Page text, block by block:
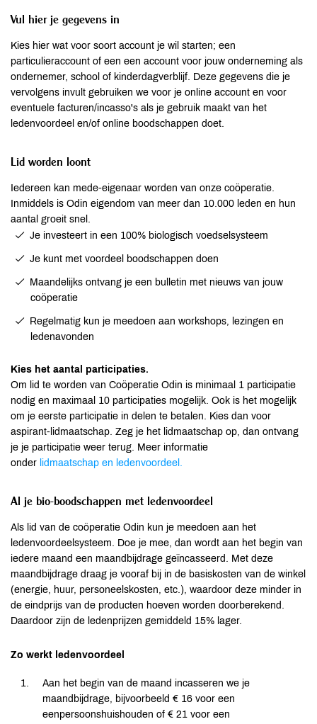
Vul hier je gegevens in
Kies hier wat voor soort account je wil starten; een
particulieraccount of een een account voor jouw onderneming als
ondernemer, school of kinderdagverblijf. Deze gegevens die je
vervolgens invult gebruiken we voor je online account en voor
eventuele facturen/incasso's als je gebruik maakt van het
ledenvoordeel en/of online boodschappen doet.
Lid worden loont
Iedereen kan mede-eigenaar worden van onze coöperatie.
Inmiddels is Odin eigendom van meer dan 10.000 leden en hun
aantal groeit snel.
Je investeert in een 100% biologisch voedselsysteem
Je kunt met voordeel boodschappen doen
Maandelijks ontvang je een bulletin met nieuws van jouw
coöperatie
Regelmatig kun je meedoen aan workshops, lezingen en
ledenavonden
Kies het aantal participaties.
Om lid te worden van Coöperatie Odin is minimaal 1 participatie
nodig en maximaal 10 participaties mogelijk. Ook is het mogelijk
om je eerste participatie in delen te betalen. Kies dan voor
aspirant-lidmaatschap. Zeg je het lidmaatschap op, dan ontvang
je je participatie weer terug. Meer informatie
onder lidmaatschap en ledenvoordeel.
Al je bio-boodschappen met ledenvoordeel
Als lid van de coöperatie Odin kun je meedoen aan het
ledenvoordeelsysteem. Doe je mee, dan wordt aan het begin van
iedere maand een maandbijdrage geïncasseerd. Met deze
maandbijdrage draag je vooraf bij in de basiskosten van de winkel
(energie, huur, personeelskosten, etc.), waardoor deze minder in
de eindprijs van de producten hoeven worden doorberekend.
Daardoor zijn de ledenprijzen gemiddeld 15% lager.
Zo werkt ledenvoordeel
Aan het begin van de maand incasseren we je
maandbijdrage, bijvoorbeeld € 16 voor een
eenpersoonshuishouden of € 21 voor een